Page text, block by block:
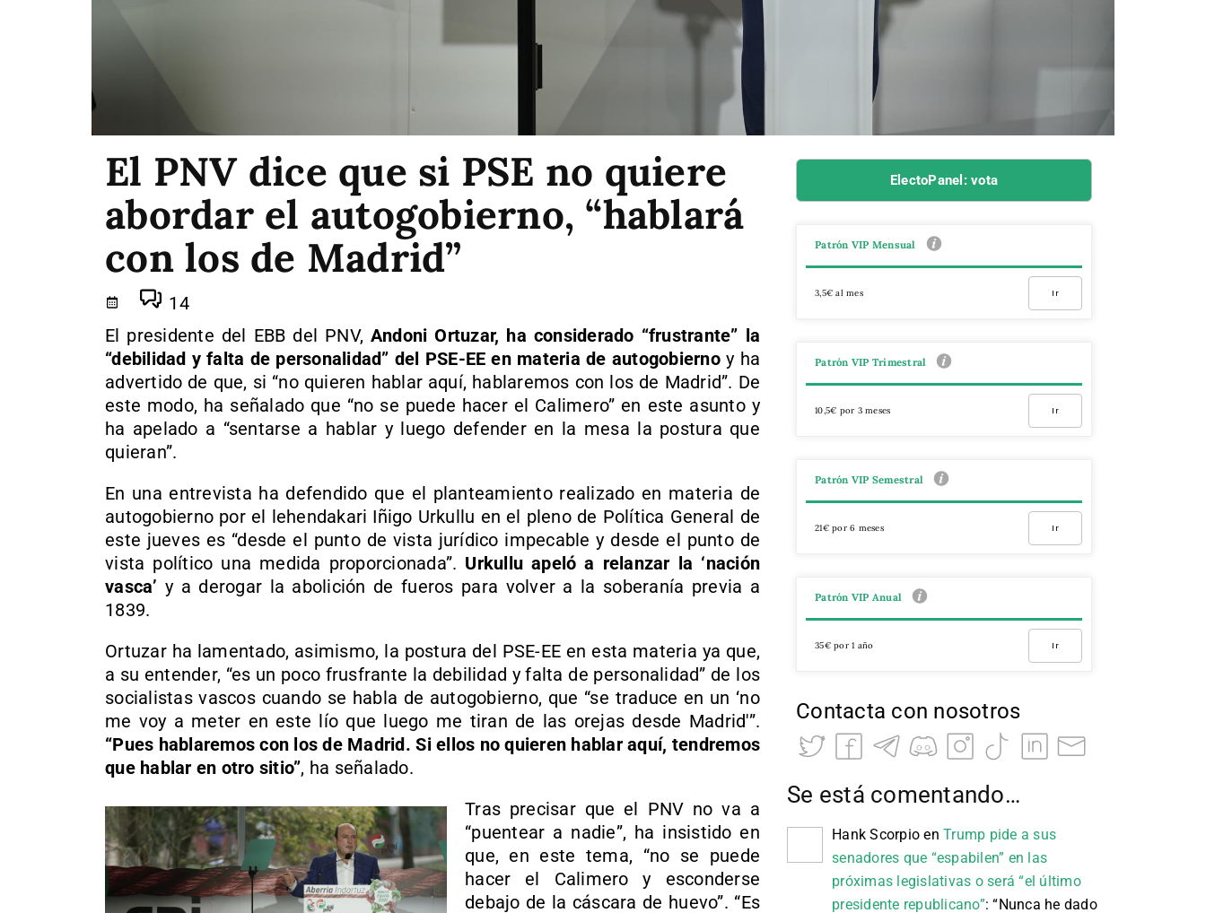
El PNV dice que si PSE no quiere
abordar el autogobierno, “hablará
con los de Madrid”
14
El presidente del EBB del PNV, Andoni Ortuzar, ha considerado “frustrante” la
“debilidad y falta de personalidad” del PSE-EE en materia de autogobiernoy ha
advertido de que, si “no quieren hablar aquí, hablaremos con los de Madrid”. De
este modo, ha señalado que “no se puede hacer el Calimero” en este asunto y
ha apelado a “sentarse a hablar y luego defender en la mesa la postura que
quieran”.
En una entrevista ha defendido que el planteamiento realizado en materia de
autogobierno por el lehendakari Iñigo Urkullu en el pleno de Política General de
este jueves es “desde el punto de vista jurídico impecable y desde el punto de
vista político una medida proporcionada”. Urkullu apeló a relanzar la ‘nación
vasca’ y a derogar la abolición de fueros para volver a la soberanía previa a
1839.
Ortuzar ha lamentado, asimismo, la postura del PSE-EE en esta materia ya que,
a su entender, “es un poco frusfrante la debilidad y falta de personalidad” de los
socialistas vascos cuando se habla de autogobierno, que “se traduce en un ‘no
me voy a meter en este lío que luego me tiran de las orejas desde Madrid'”.
“Pues hablaremos con los de Madrid. Si ellos no quieren hablar aquí, tendremos
que hablar en otro sitio”, ha señalado.
Tras precisar que el PNV no va a
“puentear a nadie”, ha insistido en
que, en este tema, “no se puede
hacer el Calimero y esconderse
debajo de la cáscara de huevo”. “Es
ElectoPanel: vota
Patrón VIP Mensual
3,5€ al mes Ir
Patrón VIP Trimestral
10,5€ por 3 meses Ir
Patrón VIP Semestral
21€ por 6 meses Ir
Patrón VIP Anual
35€ por 1 año Ir
Contacta con nosotros
Se está comentando…
Hank Scorpio en Trump pide a sus
senadores que “espabilen” en las
próximas legislativas o será “el último
presidente republicano”: “Nunca he dado